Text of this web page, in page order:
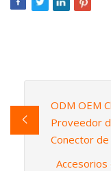
ODM OEM
Proveedor
Conector